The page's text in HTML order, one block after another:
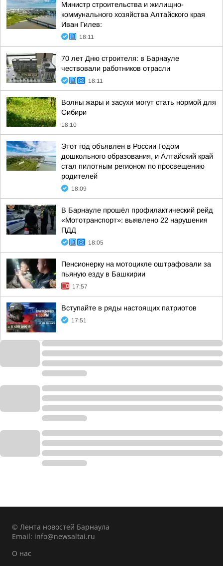
Министр строительства и жилищно-
коммунального хозяйства Алтайского края
Иван Гилев:
18:11
70 лет Дню строителя: в Барнауле
чествовали работников отрасли
18:11
Волны жары и засухи могут стать нормой для
Сибири
18:10
Этот год объявлен в России Годом
дошкольного образования, и Алтайский край
стал пилотным регионом по просвещению
родителей
18:09
В Барнауле прошёл профилактический рейд
«Мототранспорт»: выявлено 22 нарушения
ПДД
18:05
Пенсионерку на мотоцикле оштрафовали за
пьяную езду в Башкирии
17:57
Вступайте в ряды настоящих патриотов
17:51
© Лента новостей Барнаула
Email: info@newsaltai.ru
О нас